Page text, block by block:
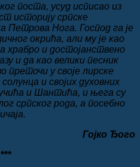
поста, усуд исписао из
историју српске
Петрова Нога. Господ га је
окрића, али му је као
храбро и достојанствено
и да као велики песник
преточи у своје лирске
и својих духовних
и Шантића, и њега су
српског рода, а посебно
Гојко Ђого
***